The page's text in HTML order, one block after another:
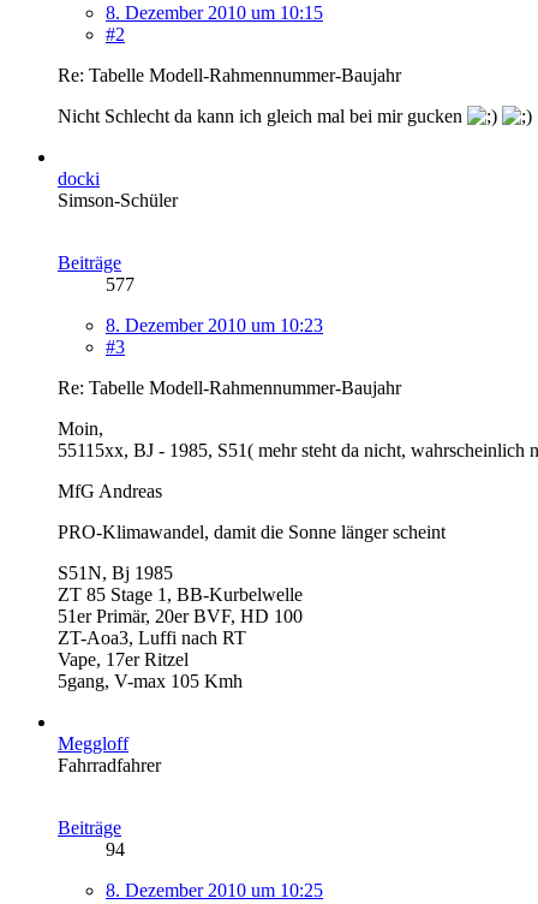
8. Dezember 2010 um 10:15
#2
Re: Tabelle Modell-Rahmennummer-Baujahr
Nicht Schlecht da kann ich gleich mal bei mir gucken
docki
Simson-Schüler
Beiträge
577
8. Dezember 2010 um 10:23
#3
Re: Tabelle Modell-Rahmennummer-Baujahr
Moin,
55115xx, BJ - 1985, S51( mehr steht da nicht, wahrscheinlich
MfG Andreas
PRO-Klimawandel, damit die Sonne länger scheint
S51N, Bj 1985
ZT 85 Stage 1, BB-Kurbelwelle
51er Primär, 20er BVF, HD 100
ZT-Aoa3, Luffi nach RT
Vape, 17er Ritzel
5gang, V-max 105 Kmh
Meggloff
Fahrradfahrer
Beiträge
94
8. Dezember 2010 um 10:25